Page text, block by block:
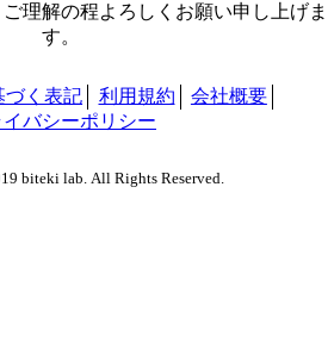
理解の程よろしくお願い申し上げま
す。
づく表記 利用規約
会社概要
イバシーポリシー
biteki lab. All Rights Reserved.